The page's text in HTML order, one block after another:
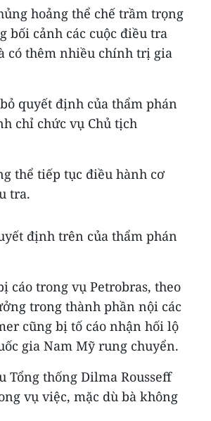
hoảng thể chế trầm trọng
bối cảnh các cuộc điều tra
có thêm nhiều chính trị gia
quyết định của thẩm phán
chỉ chức vụ Chủ tịch
thể tiếp tục điều hành cơ
tra.
định trên của thẩm phán
cáo trong vụ Petrobras, theo
trong thành phần nội các
cũng bị tố cáo nhận hối lộ
gia Nam Mỹ rung chuyển.
Tổng thống Dilma Rousseff
vụ việc, mặc dù bà không